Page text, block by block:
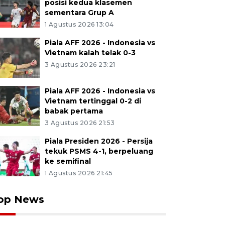
posisi kedua klasemen
sementara Grup A
1 Agustus 2026 13:04
Piala AFF 2026 - Indonesia vs
Vietnam kalah telak 0-3
3 Agustus 2026 23:21
Piala AFF 2026 - Indonesia vs
Vietnam tertinggal 0-2 di
babak pertama
3 Agustus 2026 21:53
Piala Presiden 2026 - Persija
tekuk PSMS 4-1, berpeluang
ke semifinal
1 Agustus 2026 21:45
News